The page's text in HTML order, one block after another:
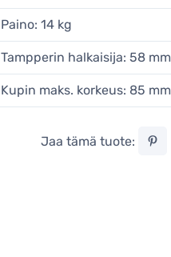
Paino: 14 kg
Tampperin halkaisija: 58 mm
Kupin maks. korkeus: 85 mm
Jaa tämä tuote: